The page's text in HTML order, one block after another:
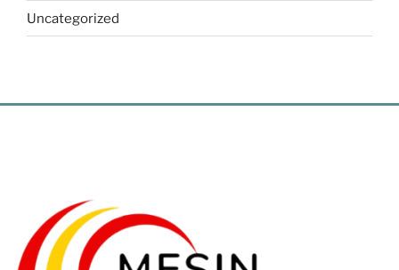
Uncategorized